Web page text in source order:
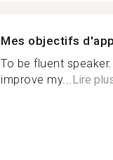
Mes objectifs
To be fluent
improve my...Lire